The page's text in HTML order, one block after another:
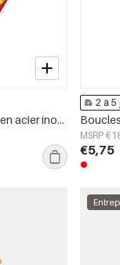
Boucles d&#39;oreilles en acier inoxydable avec perles en forme de cœur, collection Daily Simple, bijoux pour femmes
2 à 5
MSRP
€5,75